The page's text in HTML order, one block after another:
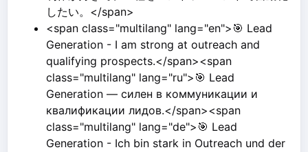
したい。</span>
<span class="multilang" lang="en">🎯 Lead
Generation - I am strong at outreach and
qualifying prospects.</span><span
class="multilang" lang="ru">🎯 Lead
Generation — силен в коммуникации и
квалификации лидов.</span><span
class="multilang" lang="de">🎯 Lead
Generation - Ich bin stark in Outreach und der